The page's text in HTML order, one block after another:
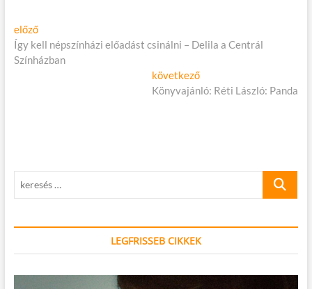
Bejegyzés
navigáció
előzőElőző
cikk:
Így kell népszínházi előadást csinálni – Delila a Centrál
Színházban
következőKövetkező
cikk:
Könyvajánló: Réti László: Panda
keresés
LEGFRISSEB CIKKEK